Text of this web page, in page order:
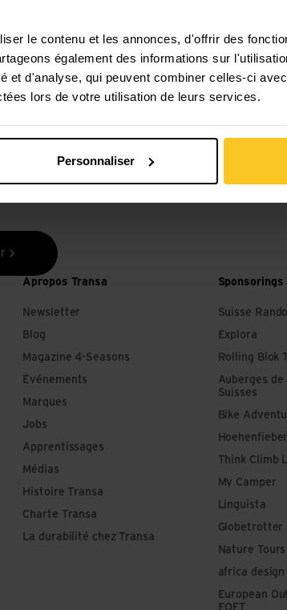
le contenu et les annonces, d'offrir des
également des informations sur
et d'analyse, qui peuvent combiner celles-ci
lors de votre utilisation de leurs services.
Personnaliser
sécurisé avec Twint, Visa et plus
Apropos Transa
Newsletter
Blog
Magazine 4-Seasons
Événements
Marques
Jobs
Apprentissages
Médias
Histoire Transa
Charte Transa
La durabilité chez Transa
Suisse Rando
Explora
Rolling Blok
Auberges de
Suisses
Bike
Hoehenfieber
Think Climb
My Camper
Linguista
Globetrotter
Nature Tours
africa design
European
EOFT